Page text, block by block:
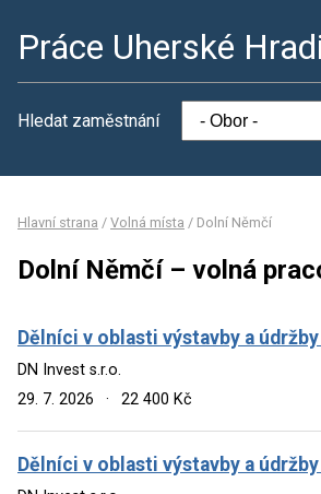
Práce Uherské
Hledat zaměstnání
Hlavní strana / Volná místa / Dolní Němčí
Dolní Němčí – volná
Dělníci v oblasti výstavby a
DN Invest s.r.o.
29. 7. 2026
· 22 400 Kč
Dělníci v oblasti výstavby a